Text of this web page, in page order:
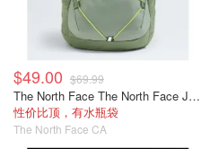
$49.00 $69.99
The North Face The North Face Jester 青少年背包
性价比顶，有水瓶袋
The North Face CA